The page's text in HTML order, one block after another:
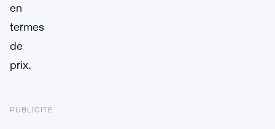
en
termes
de
prix.
PUBLICITÉ